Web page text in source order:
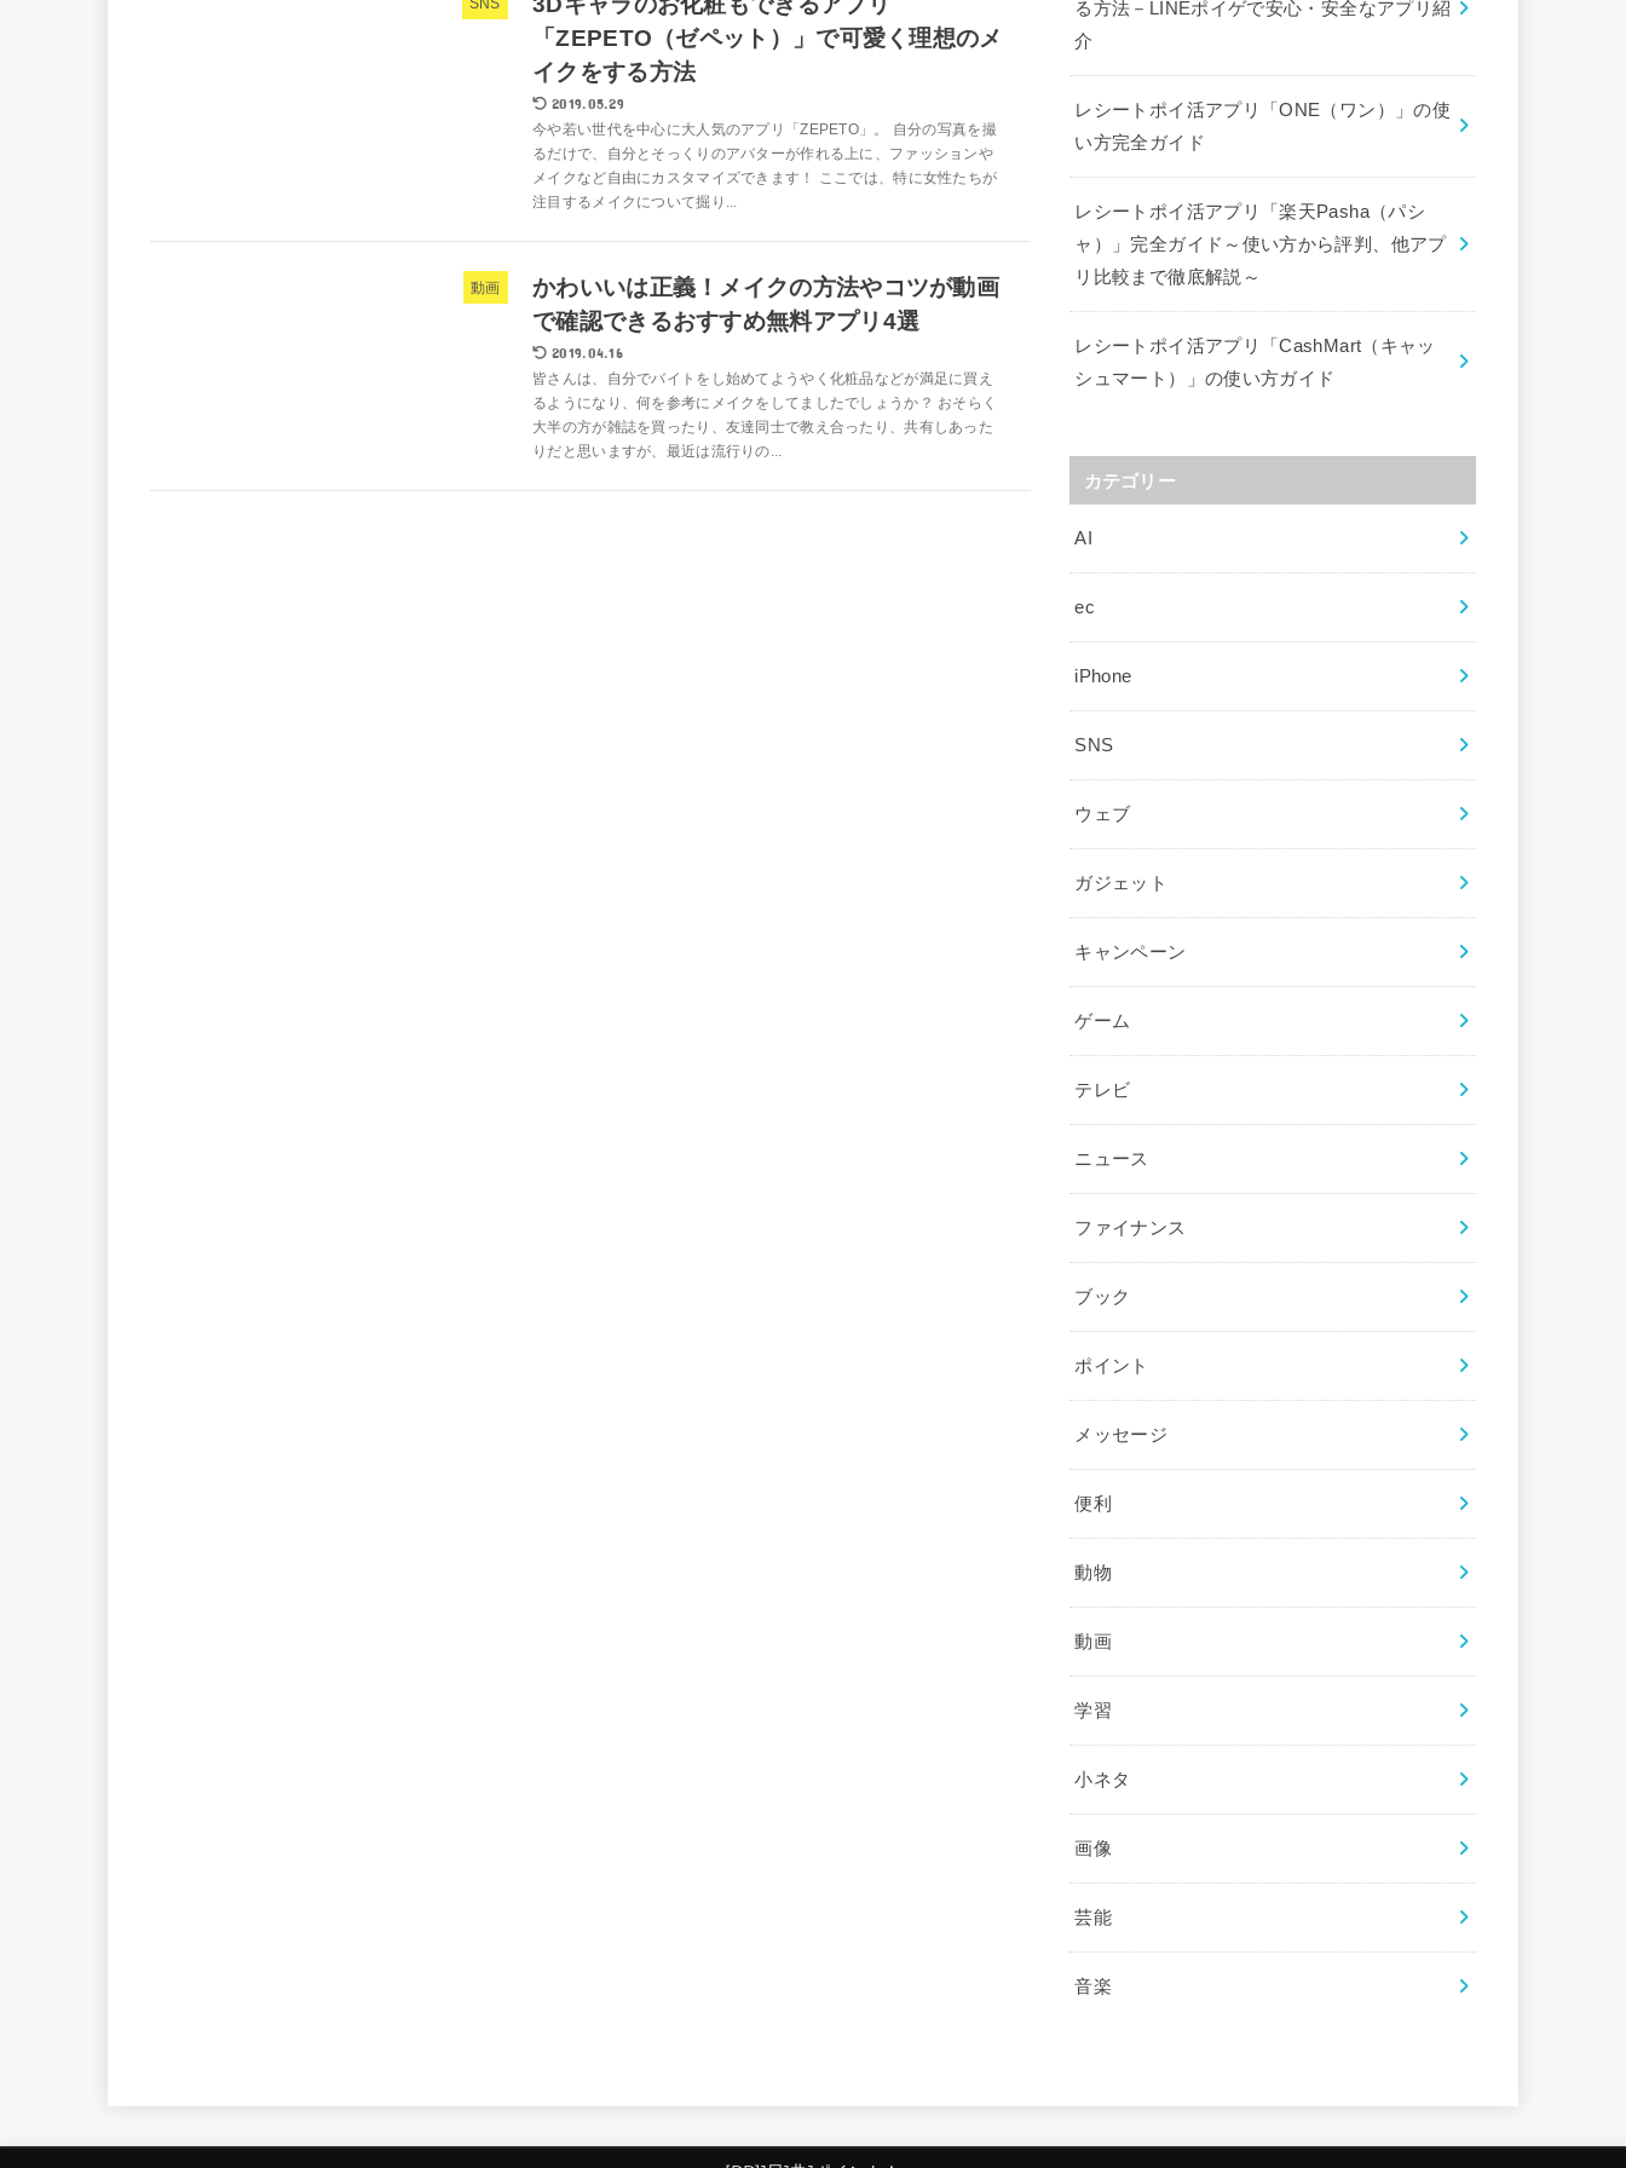
SNS
「ZEPETO（ゼペット）」で可愛く理想のメ
イクをする方法
2019.05.29
今や若い世代を中心に大人気のアプリ「ZEPETO」。 自分の写真を撮
るだけで、自分とそっくりのアバターが作れる上に、ファッションや
メイクなど自由にカスタマイズできます！ ここでは、特に女性たちが
注目するメイクについて掘り...
動画
かわいいは正義！メイクの方法やコツが動画
で確認できるおすすめ無料アプリ4選
2019.04.16
皆さんは、自分でバイトをし始めてようやく化粧品などが満足に買え
るようになり、何を参考にメイクをしてましたでしょうか？ おそらく
大半の方が雑誌を買ったり、友達同士で教え合ったり、共有しあった
りだと思いますが、最近は流行りの...
る方法－LINEポイゲで安心・安全なアプリ紹
介
レシートポイ活アプリ「ONE（ワン）」の使
い方完全ガイド
レシートポイ活アプリ「楽天Pasha（パシ
ャ）」完全ガイド～使い方から評判、他アプ
リ比較まで徹底解説～
レシートポイ活アプリ「CashMart（キャッ
シュマート）」の使い方ガイド
カテゴリー
AI
ec
iPhone
SNS
ウェブ
ガジェット
キャンペーン
ゲーム
テレビ
ニュース
ファイナンス
ブック
ポイント
メッセージ
便利
動物
動画
学習
小ネタ
画像
芸能
音楽